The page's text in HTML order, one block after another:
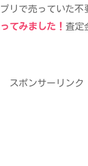
リで売っていた不
てみました！ 査定
スポンサーリンク